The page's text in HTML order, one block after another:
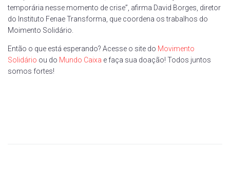
temporária nesse momento de crise”, afirma David Borges, diretor
do Instituto Fenae Transforma, que coordena os trabalhos do
Moimento Solidário.
Então o que está esperando? Acesse o site do Movimento
Solidário ou do Mundo Caixa e faça sua doação! Todos juntos
somos fortes!